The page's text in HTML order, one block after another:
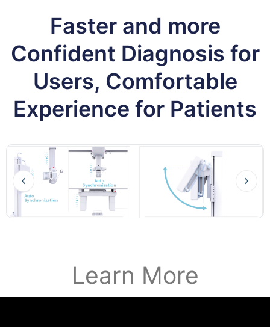
Faster and more
Confident Diagnosis for
Users, Comfortable
Experience for Patients
Learn More